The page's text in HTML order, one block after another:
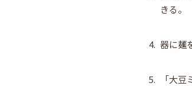
きる。
4. 器に麺
5.
「大